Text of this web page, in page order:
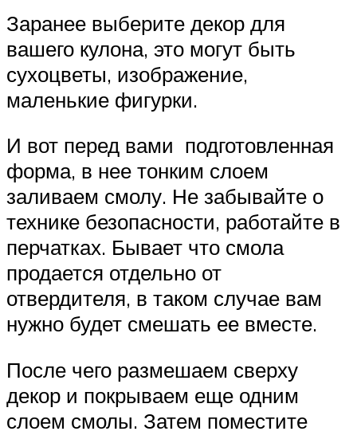
Заранее выберите декор для
вашего кулона, это могут быть
сухоцветы, изображение,
маленькие фигурки.
И вот перед вами подготовленная
форма, в нее тонким слоем
заливаем смолу. Не забывайте о
технике безопасности, работайте в
перчатках. Бывает что смола
продается отдельно от
отвердителя, в таком случае вам
нужно будет смешать ее вместе.
После чего размешаем сверху
декор и покрываем еще одним
слоем смолы. Затем поместите